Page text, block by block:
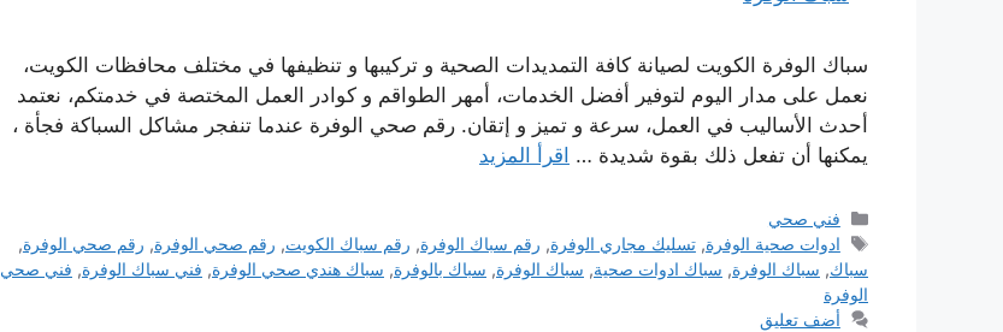
سباك الوفرة الكويت لصيانة كافة التمديدات الصحية و تركيبها و تنظيفها في مختلف محافظات الكويت،
نعمل على مدار اليوم لتوفير أفضل الخدمات، أمهر الطواقم و كوادر العمل المختصة في خدمتكم، نعتمد
أحدث الأساليب في العمل، سرعة و تميز و إتقان. رقم صحي الوفرة عندما تنفجر مشاكل السباكة فجأة ،
يمكنها أن تفعل ذلك بقوة شديدة … اقرأ المزيد
التصنيفات
فني صحي
الوسوم
ادوات صحية الوفرة,تسليك مجاري الوفرة, رقم سباك الوفرة, رقم سباك الكويت, رقم صحي الوفرة, رقم صحي الوفرة,
سباك, سباك الوفرة, سباك ادوات صحية, سباك الوفرة, سباك بالوفرة, سباك هندي صحي الوفرة, فني سباك الوفرة, فني صحي
الوفرة
أضف تعليق